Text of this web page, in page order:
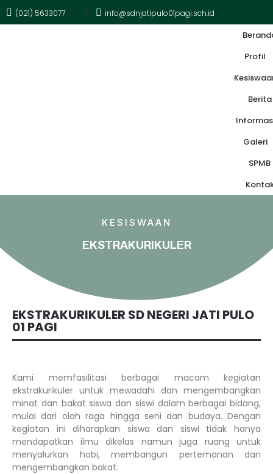
(021) 5633077 info@sdnjatipulo01pagi.sch.id
Profil
Berita
Galeri
SPMB
KESISWAAN
EKSTRAKURIKULER
EKSTRAKURIKULER SD NEGERI JATI PULO
01 PAGI
Kami memfasilitasi berbagai macam kegiatan
ekstrakurikuler untuk mewadahi dan mengembangkan
minat dan bakat siswa dan siswi dalam berbagai bidang,
mulai dari olah raga hingga seni dan budaya. Dengan
kegiatan ini diharapkan siswa dan siswi tidak hanya
mendapatkan ilmu dikelas namun juga ruang untuk
menyalurkan hobi, membangun pertemanan dan
mengembangkan bakat.